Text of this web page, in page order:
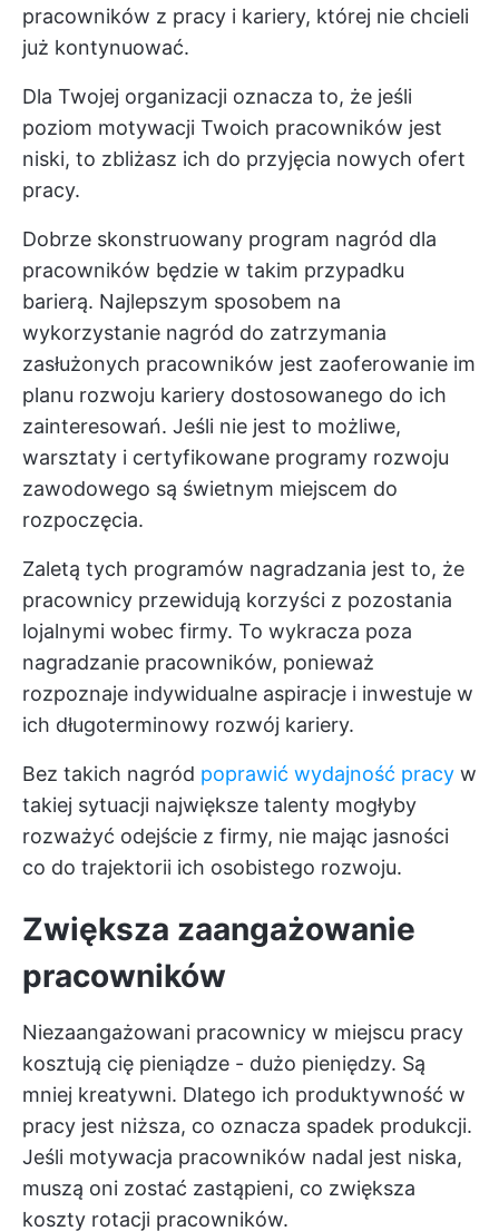
pracowników z pracy i kariery, której nie chcieli
już kontynuować.
Dla Twojej organizacji oznacza to, że jeśli
poziom motywacji Twoich pracowników jest
niski, to zbliżasz ich do przyjęcia nowych ofert
pracy.
Dobrze skonstruowany program nagród dla
pracowników będzie w takim przypadku
barierą. Najlepszym sposobem na
wykorzystanie nagród do zatrzymania
zasłużonych pracowników jest zaoferowanie im
planu rozwoju kariery dostosowanego do ich
zainteresowań. Jeśli nie jest to możliwe,
warsztaty i certyfikowane programy rozwoju
zawodowego są świetnym miejscem do
rozpoczęcia.
Zaletą tych programów nagradzania jest to, że
pracownicy przewidują korzyści z pozostania
lojalnymi wobec firmy. To wykracza poza
nagradzanie pracowników, ponieważ
rozpoznaje indywidualne aspiracje i inwestuje w
ich długoterminowy rozwój kariery.
Bez takich nagród poprawić wydajność pracy w
takiej sytuacji największe talenty mogłyby
rozważyć odejście z firmy, nie mając jasności
co do trajektorii ich osobistego rozwoju.
Zwiększa zaangażowanie
pracowników
Niezaangażowani pracownicy w miejscu pracy
kosztują cię pieniądze - dużo pieniędzy. Są
mniej kreatywni. Dlatego ich produktywność w
pracy jest niższa, co oznacza spadek produkcji.
Jeśli motywacja pracowników nadal jest niska,
muszą oni zostać zastąpieni, co zwiększa
koszty rotacji pracowników.